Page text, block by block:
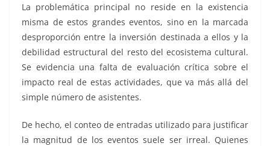
La problemática principal no reside en la existencia
misma de estos grandes eventos, sino en la marcada
desproporción entre la inversión destinada a ellos y la
debilidad estructural del resto del ecosistema cultural.
Se evidencia una falta de evaluación crítica sobre el
impacto real de estas actividades, que va más allá del
simple número de asistentes.
De hecho, el conteo de entradas utilizado para justificar
la magnitud de los eventos suele ser irreal. Quienes